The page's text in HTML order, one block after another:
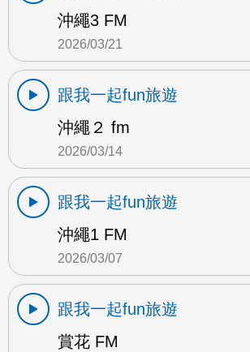
沖繩3 FM
2026/03/21
跟我一起fun旅遊
沖繩２ fm
2026/03/14
跟我一起fun旅遊
沖繩1 FM
2026/03/07
跟我一起fun旅遊
賞花 FM